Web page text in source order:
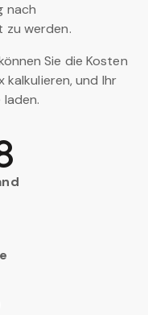
nach
zu werden.
Sie die Kosten
kalkulieren, und Ihr